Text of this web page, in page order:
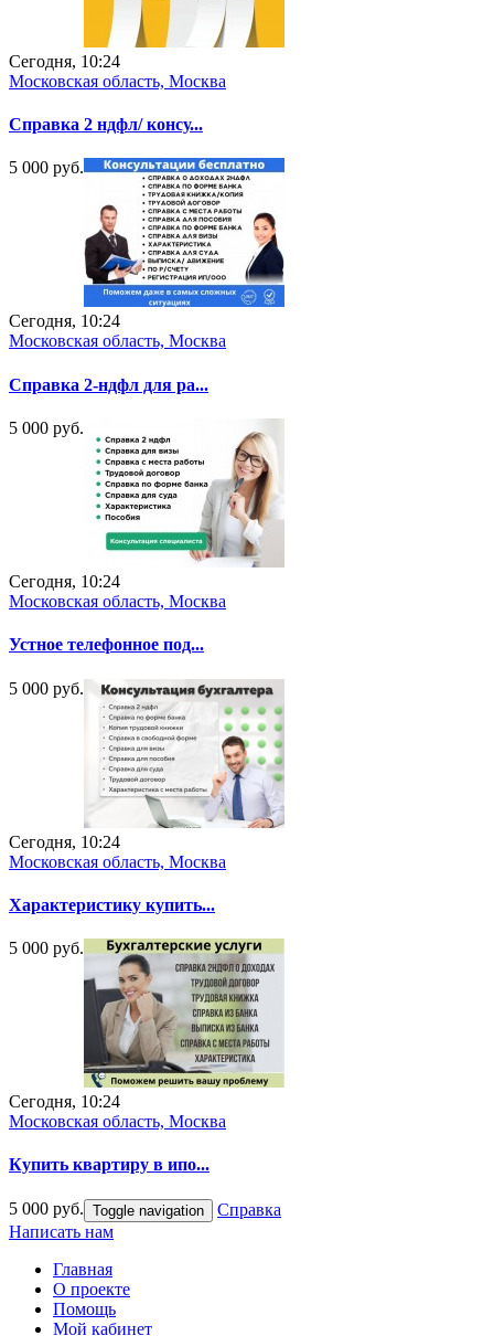
Сегодня, 10:24
Московская область, Москва
Справка 2 ндфл/ консу...
5 000 руб.
Сегодня, 10:24
Московская область, Москва
Справка 2-ндфл для ра...
5 000 руб.
Сегодня, 10:24
Московская область, Москва
Устное телефонное под...
5 000 руб.
Сегодня, 10:24
Московская область, Москва
Характеристику купить...
5 000 руб.
Сегодня, 10:24
Московская область, Москва
Купить квартиру в ипо...
5 000 руб. Toggle navigation
Справка
Написать нам
Главная
О проекте
Помощь
Мой кабинет